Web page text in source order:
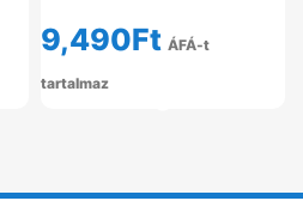
9,490Ft ÁFÁ-t
tartalmaz